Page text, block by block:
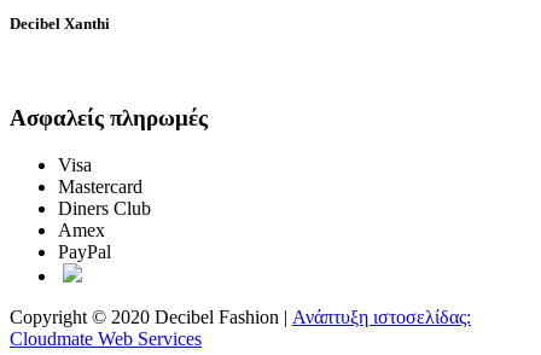
Decibel Xanthi
Ασφαλείς πληρωμές
Visa
Mastercard
Diners Club
Amex
PayPal
Copyright © 2020 Decibel Fashion | Ανάπτυξη ιστοσελίδας:
Cloudmate Web Services